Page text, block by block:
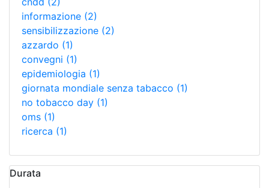
informazione (2)
sensibilizzazione (2)
azzardo (1)
convegni (1)
epidemiologia (1)
giornata mondiale senza tabacco (1)
no tobacco day (1)
oms (1)
ricerca (1)
Durata